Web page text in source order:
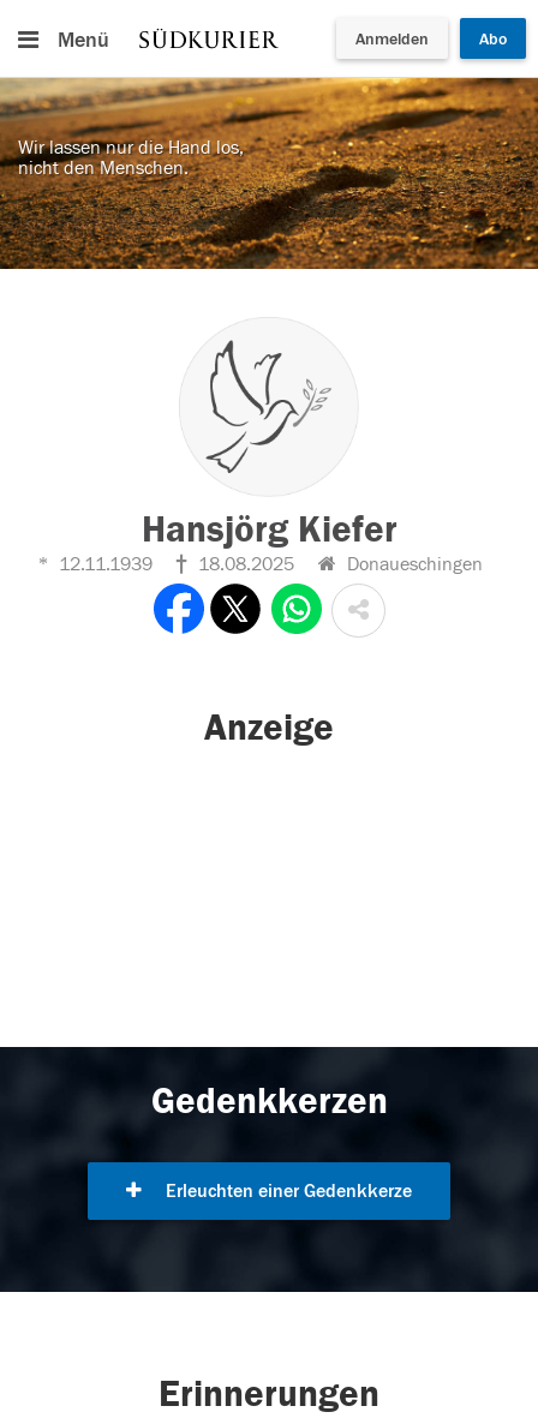
Menü Anmelden Abo
Wir lassen nur die Hand los,
nicht den Menschen.
Hansjörg Kiefer
12.11.1939 18.08.2025 Donaueschingen
Anzeige
Gedenkkerzen
Erleuchten einer Gedenkkerze
Erinnerungen